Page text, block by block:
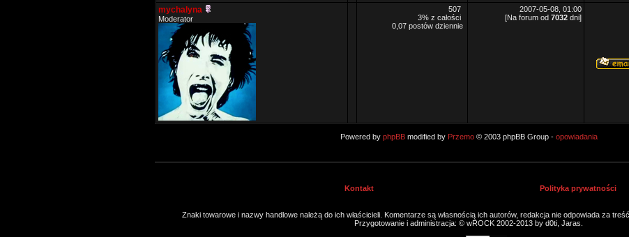
mychalyna
Moderator
507
3% z całości
0,07 postów dziennie
2007-05-08, 01:00
[Na forum od 7032 dni]
Powered by phpBBmodified by Przemo© 2003 phpBB Group - opowiadania
Kontakt Polityka prywatności
Znaki towarowe i nazwy handlowe należą do ich właścicieli. Komentarze są własnością ich autorów, redakcja nie odpowiada za
Przygotowanie i administracja: © wROCK 2002-2013 by d0ti, Jaras.